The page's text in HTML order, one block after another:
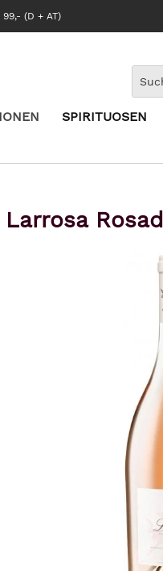
99,- (D + AT)
SPIRITUOSEN
Larrosa